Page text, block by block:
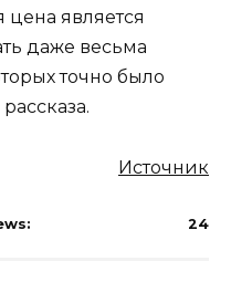
цена является
даже весьма
точно было
Источник
24